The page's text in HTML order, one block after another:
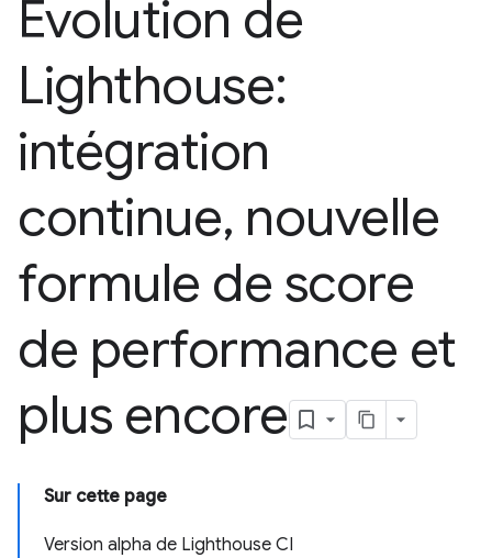
Évolution de
Lighthouse:
intégration
continue, nouvelle
formule de score
de performance et
plus encore
Sur cette page
Version alpha de Lighthouse CI